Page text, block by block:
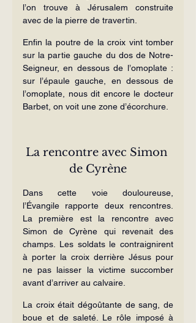
l’on trouve à Jérusalem construite
avec de la pierre de travertin.
Enfin la poutre de la croix vint tomber
sur la partie gauche du dos de Notre-
Seigneur, en dessous de l’omoplate :
sur l’épaule gauche, en dessous de
l’omoplate, nous dit encore le docteur
Barbet, on voit une zone d’écorchure.
La rencontre avec Simon
de Cyrène
Dans cette voie douloureuse,
l’Évangile rapporte deux rencontres.
La première est la rencontre avec
Simon de Cyrène qui revenait des
champs. Les soldats le contraignirent
à porter la croix derrière Jésus pour
ne pas laisser la victime succomber
avant d’arriver au calvaire.
La croix était dégoûtante de sang, de
boue et de saleté. Le rôle imposé à